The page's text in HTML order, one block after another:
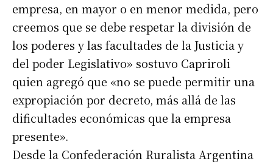
empresa, en mayor o en menor medida, pero
creemos que se debe respetar la división de
los poderes y las facultades de la Justicia y
del poder Legislativo» sostuvo Capriroli
quien agregó que «no se puede permitir una
expropiación por decreto, más allá de las
dificultades económicas que la empresa
presente».
Desde la Confederación Ruralista Argentina